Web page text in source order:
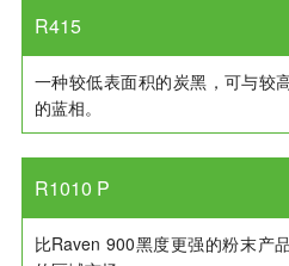
R415
一种较低表面积的炭黑，可与较
的蓝相。
R1010 P
比Raven 900黑度更强的粉末产